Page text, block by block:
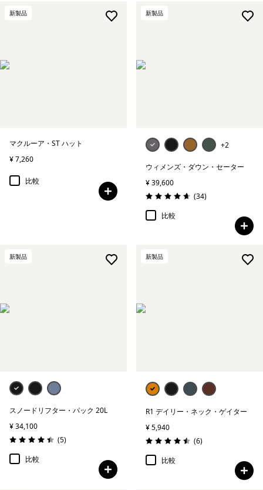
新製品
マクルーア・ST ハット
¥ 7,260
比較
新製品
+2
ウィメンズ・ダウン・セーター
¥ 39,600
評価: 4.7 / 5
(34レビュー
)
比較
新製品
スノードリフター・パック 20L
¥ 34,100
評価: 4.4 / 5
(5レビュー
)
比較
新製品
R1 デイリー・ネック・ゲイター
¥ 5,940
評価: 4.5 / 5
(6レビュー
)
比較